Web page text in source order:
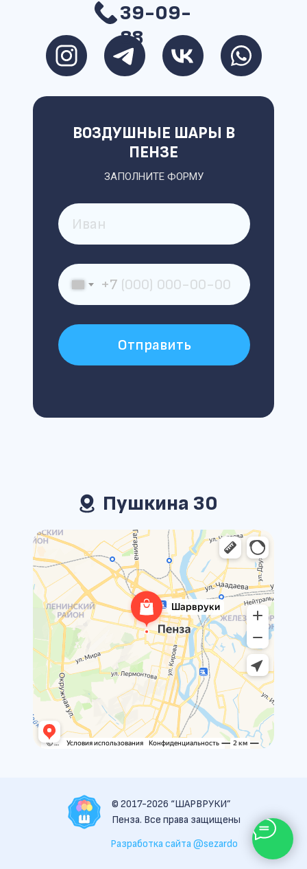
39-09-
88
Пушкина 30
ЗАПОЛНИТЕ ФОРМУ
ВОЗДУШНЫЕ ШАРЫ В
ПЕНЗЕ
+7
Отправить
© 2017-2026 “ШАРВРУКИ”
Пенза. Все права защищены
Разработка сайта @sezardo